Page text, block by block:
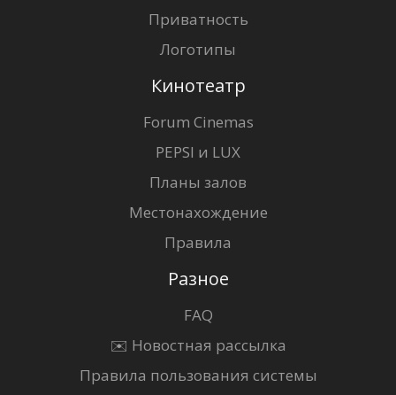
Приватность
Логотипы
Кинотеатр
Forum Cinemas
PEPSI и LUX
Планы залов
Местонахождение
Правила
Разное
FAQ
✉️ Новостная рассылка
Правила пользования системы